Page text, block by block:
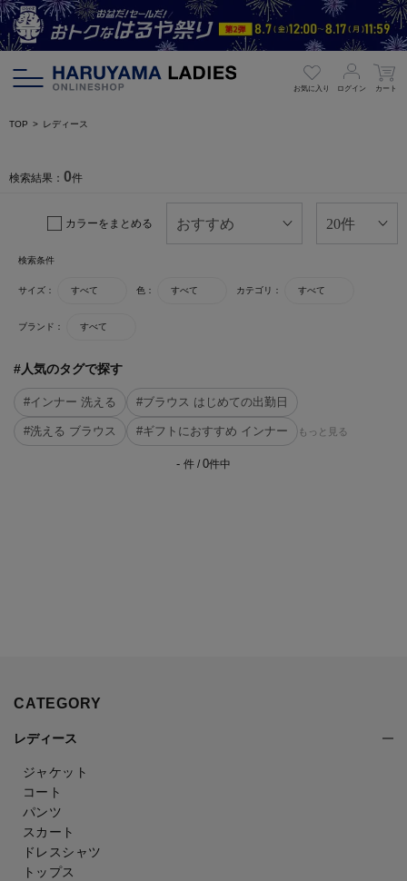
お気に入り ログイン カート
TOP レディース
検索結果： 0件
カラーをまとめる
検索条件
サイズ： すべて 色： すべて カテゴリ： すべて
ブランド： すべて
#人気のタグで探す
#インナー 洗える #ブラウス はじめての出勤日
#洗える ブラウス #ギフトにおすすめ インナー もっと見る
- 件 / 0件中
CATEGORY
レディース
ジャケット
コート
パンツ
スカート
ドレスシャツ
トップス